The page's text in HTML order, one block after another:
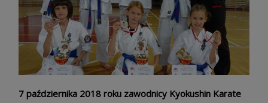
7 października 2018 roku zawodnicy Kyokushin Karate